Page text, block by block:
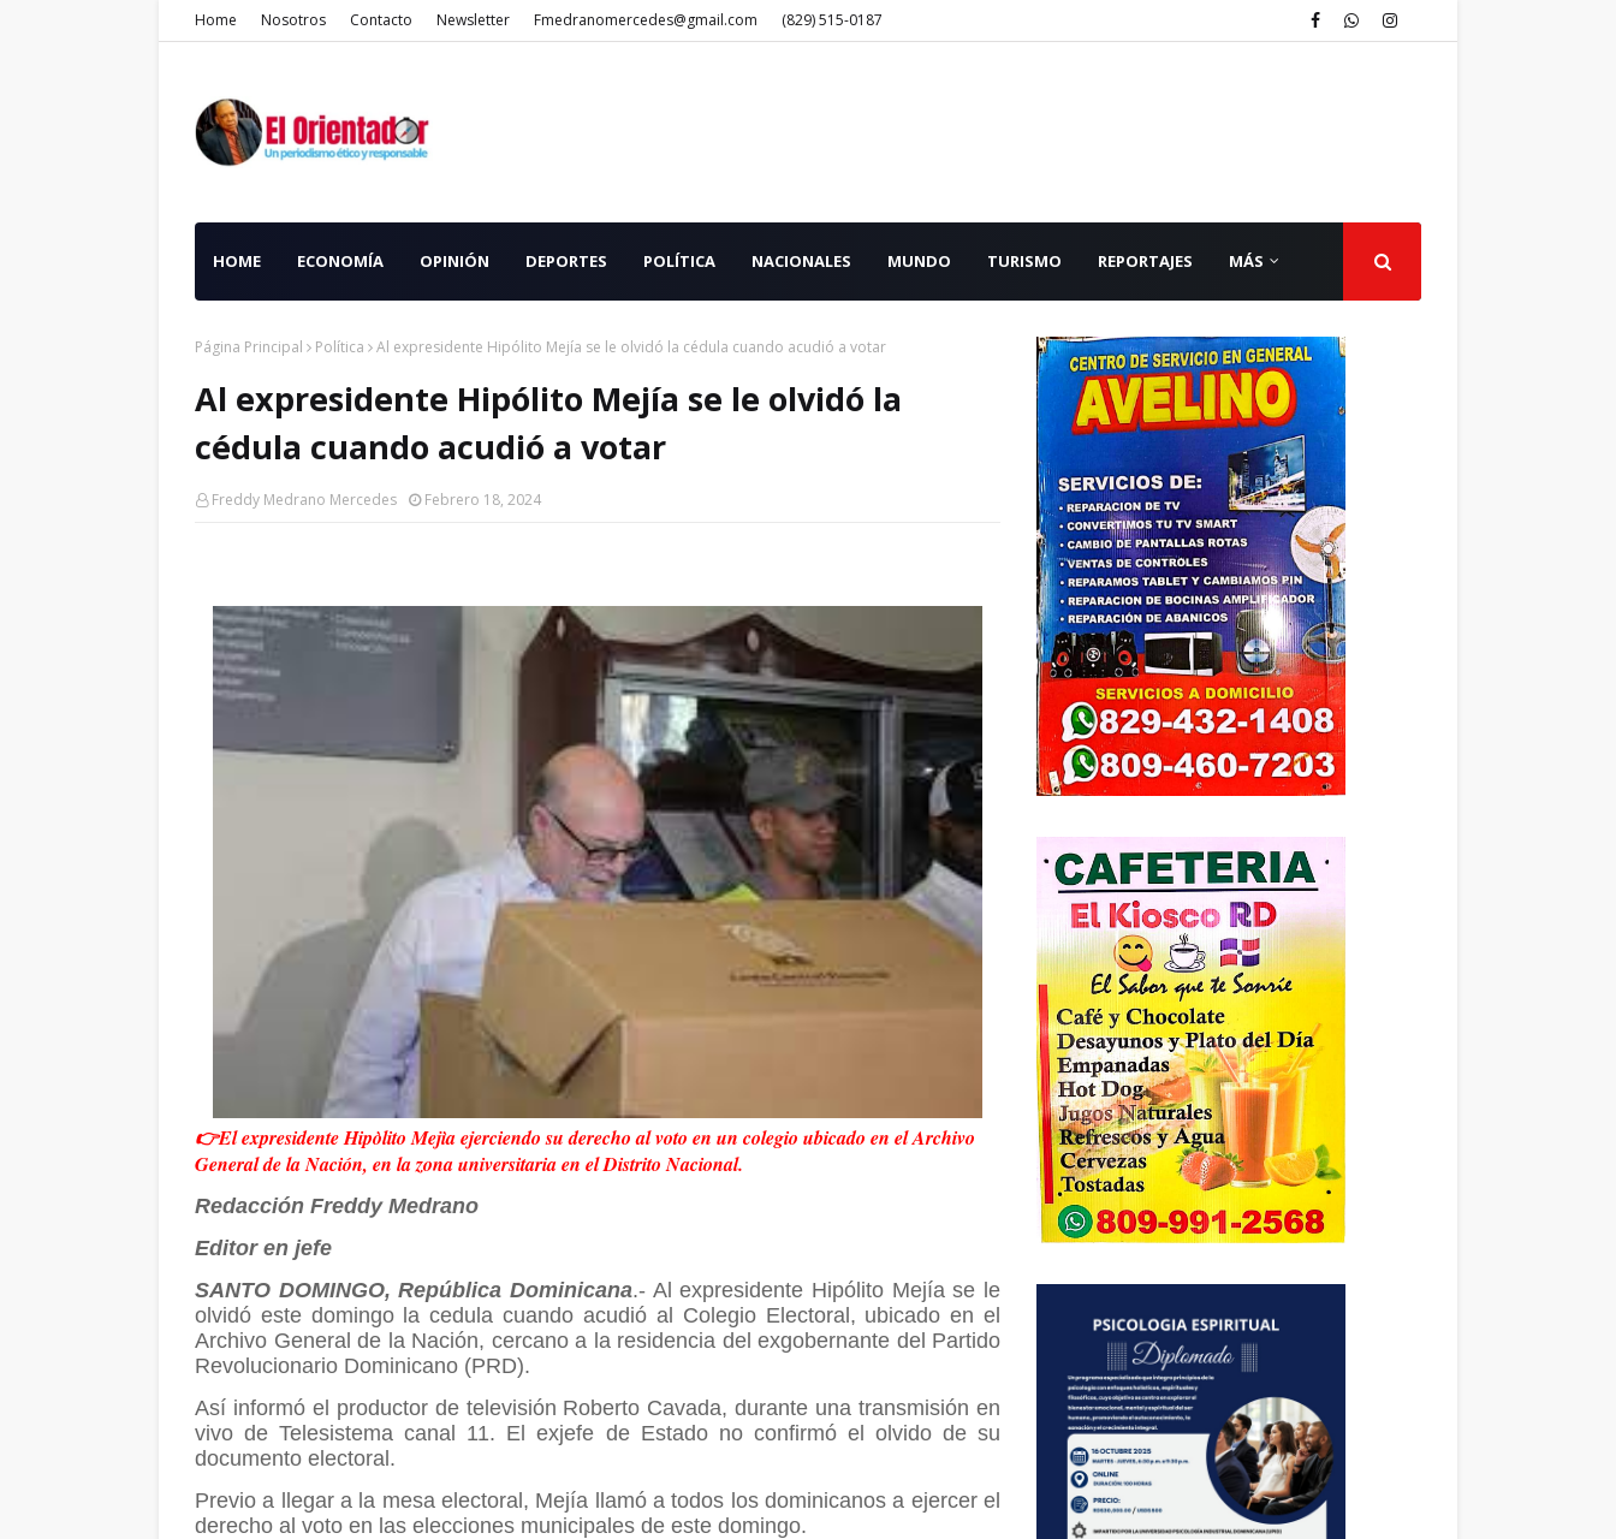
Home Nosotros Contacto Newsletter Fmedranomercedes@gmail.com (829) 515-0187
HOME ECONOMÍA OPINIÓN DEPORTES POLÍTICA NACIONALES MUNDO TURISMO REPORTAJES MÁS
Página Principal Política Al expresidente Hipólito Mejía se le olvidó la cédula cuando acudió a votar
Al expresidente Hipólito Mejía se le olvidó la
cédula cuando acudió a votar
Freddy Medrano Mercedes Febrero 18, 2024
👉El expresidente Hipòlito Mejìa ejerciendo su derecho al voto en un colegio ubicado en el Archivo
General de la Nación, en la zona universitaria en el Distrito Nacional.
Redacción Freddy Medrano
Editor en jefe
SANTO DOMINGO, República Dominicana.- Al expresidente Hipólito Mejía se le
olvidó este domingo la cedula cuando acudió al Colegio Electoral, ubicado en el
Archivo General de la Nación, cercano a la residencia del exgobernante del Partido
Revolucionario Dominicano (PRD).
Así informó el productor de televisión Roberto Cavada, durante una transmisión en
vivo de Telesistema canal 11. El exjefe de Estado no confirmó el olvido de su
documento electoral.
Previo a llegar a la mesa electoral, Mejía llamó a todos los dominicanos a ejercer el
derecho al voto en las elecciones municipales de este domingo.